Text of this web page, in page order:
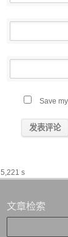
Save
5,221 s
文章检索